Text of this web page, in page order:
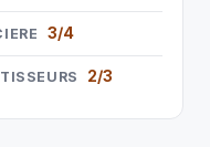
3/4
2/3